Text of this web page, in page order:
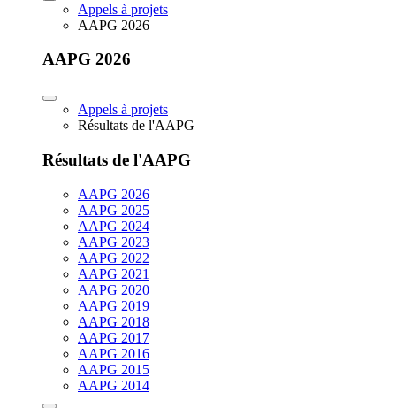
Appels à projets
AAPG 2026
AAPG 2026
Appels à projets
Résultats de l'AAPG
Résultats de l'AAPG
AAPG 2026
AAPG 2025
AAPG 2024
AAPG 2023
AAPG 2022
AAPG 2021
AAPG 2020
AAPG 2019
AAPG 2018
AAPG 2017
AAPG 2016
AAPG 2015
AAPG 2014